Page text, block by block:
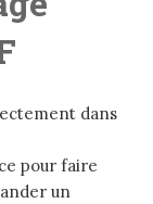
dans
pour faire
un